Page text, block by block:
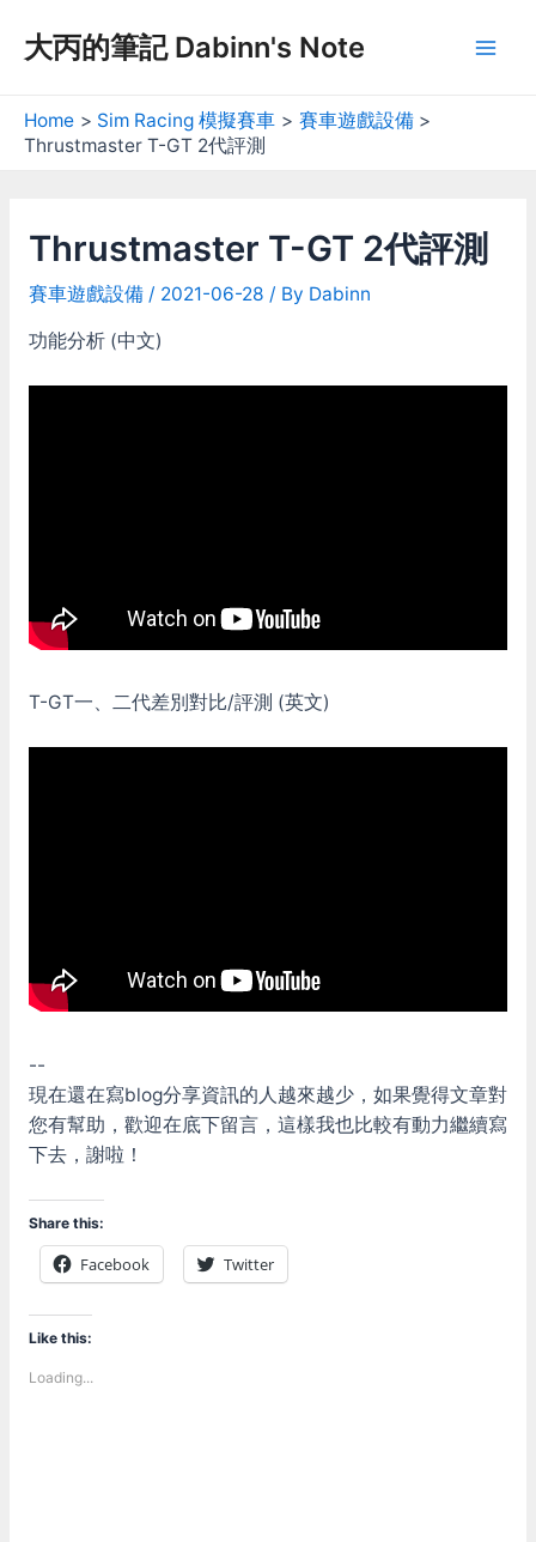
大丙的筆記 Dabinn's Note
Home Sim Racing 模擬賽車
賽車遊戲設備
Thrustmaster T-GT 2代評測
Thrustmaster T-GT 2代評測
賽車遊戲設備/ 2021-06-28 / By Dabinn
功能分析 (中文)
T-GT一、二代差別對比/評測 (英文)
--
現在還在寫blog分享資訊的人越來越少，如果覺得文章對
您有幫助，歡迎在底下留言，這樣我也比較有動力繼續寫
下去，謝啦！
Share this:
Facebook Twitter
Like this:
Loading...